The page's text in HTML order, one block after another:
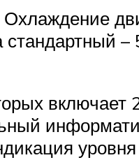
–
включает